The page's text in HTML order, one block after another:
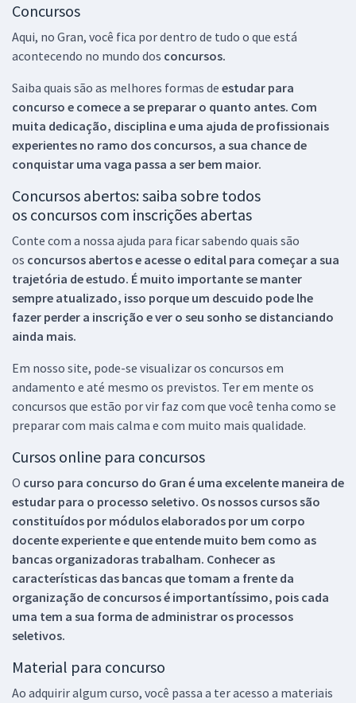
Concursos
Aqui, no Gran, você fica por dentro de tudo o que está
acontecendo no mundo dos concursos.
Saiba quais são as melhores formas de estudar para
concurso e comece a se preparar o quanto antes. Com
muita dedicação, disciplina e uma ajuda de profissionais
experientes no ramo dos concursos, a sua chance de
conquistar uma vaga passa a ser bem maior.
Concursos abertos: saiba sobre todos
os concursos com inscrições abertas
Conte com a nossa ajuda para ficar sabendo quais são
os concursos abertos e acesse o edital para começar a sua
trajetória de estudo. É muito importante se manter
sempre atualizado, isso porque um descuido pode lhe
fazer perder a inscrição e ver o seu sonho se distanciando
ainda mais.
Em nosso site, pode-se visualizar os concursos em
andamento e até mesmo os previstos. Ter em mente os
concursos que estão por vir faz com que você tenha como se
preparar com mais calma e com muito mais qualidade.
Cursos online para concursos
O curso para concurso do Gran é uma excelente maneira de
estudar para o processo seletivo. Os nossos cursos são
constituídos por módulos elaborados por um corpo
docente experiente e que entende muito bem como as
bancas organizadoras trabalham. Conhecer as
características das bancas que tomam a frente da
organização de concursos é importantíssimo, pois cada
uma tem a sua forma de administrar os processos
seletivos.
Material para concurso
Ao adquirir algum curso, você passa a ter acesso a materiais